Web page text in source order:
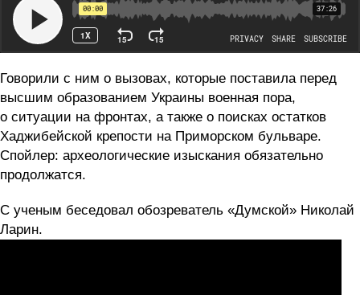
Говорили с ним о вызовах, которые поставила перед
высшим образованием Украины военная пора,
о ситуации на фронтах, а также о поисках остатков
Хаджибейской крепости на Приморском бульваре.
Спойлер: археологические изыскания обязательно
продолжатся.
С ученым беседовал обозреватель «Думской» Николай
Ларин.